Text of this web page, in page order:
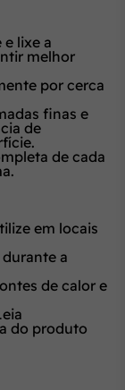
e lixe a
melhor
por cerca
finas e
de
de cada
em locais
a
de calor e
do produto